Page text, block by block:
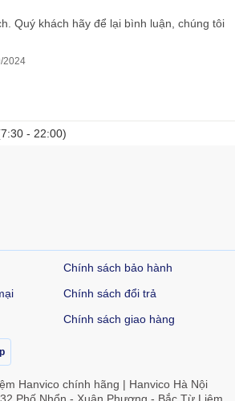
Quý khách hãy để lại bình luận, chúng tôi
2024
- 22:00)
Chính sách bảo hành
Chính sách đổi trả
Chính sách giao hàng
Hanvico chính hãng | Hanvico Hà Nội
Phố Nhổn - Xuân Phương - Bắc Từ Liêm